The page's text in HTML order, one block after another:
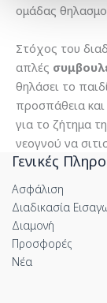
ομάδας
Στόχος του
απλές
θηλάσει το
προσπάθεια
για το ζήτημα
νεογνού να
Γενικές
Ασφάλιση
Διαδικασία
Διαμονή
Προσφορές
Νέα